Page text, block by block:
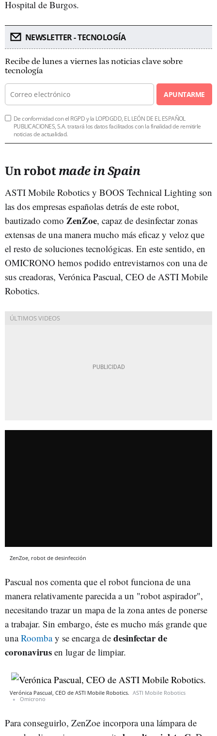
Hospital de Burgos.
NEWSLETTER - TECNOLOGÍA
Recibe de lunes a viernes las noticias clave sobre
tecnología
APUNTARME
De conformidad con el RGPD y la LOPDGDD, EL LEÓN DE EL ESPAÑOL
PUBLICACIONES, S.A. tratará los datos facilitados con la finalidad de remitirle
noticias de actualidad.
Un robotmade in Spain
ASTI Mobile Robotics y BOOS Technical Lighting son
las dos empresas españolas detrás de este robot,
bautizado como ZenZoe, capaz de desinfectar zonas
extensas de una manera mucho más eficaz y veloz que
el resto de soluciones tecnológicas. En este sentido, en
OMICRONO hemos podido entrevistarnos con una de
sus creadoras, Verónica Pascual, CEO de ASTI Mobile
Robotics.
ZenZoe, robot de desinfección
Pascual nos comenta que el robot funciona de una
manera relativamente parecida a un "robot aspirador",
necesitando trazar un mapa de la zona antes de ponerse
a trabajar. Sin embargo, éste es mucho más grande que
unaRoombay se encarga de desinfectar de
coronavirus en lugar de limpiar.
Verónica Pascual, CEO de ASTI Mobile Robotics. ASTI Mobile Robotics
Omicrono
Para conseguirlo, ZenZoe incorpora una lámpara de